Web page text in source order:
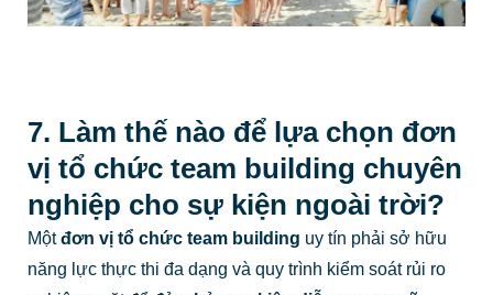
7. Làm thế nào để lựa chọn đơn
vị tổ chức team building chuyên
nghiệp cho sự kiện ngoài trời?
Mộtđơn vị tổ chức team building uy tín phải sở hữu
năng lực thực thi đa dạng và quy trình kiểm soát rủi ro